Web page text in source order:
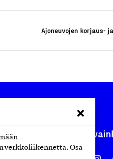
verkkoliikennettä. Osa
Ajoneuvojen korjaus-
ry